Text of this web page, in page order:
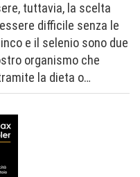
tuttavia, la scelta
difficile senza le
e il selenio sono due
organismo che
la dieta o…